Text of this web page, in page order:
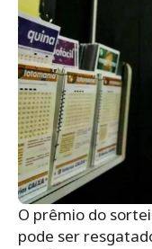
O prêmio do
pode ser